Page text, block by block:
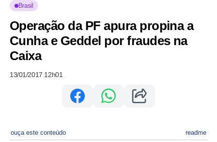
Brasil
Operação da PF apura propina a
Cunha e Geddel por fraudes na
Caixa
13/01/2017 12h01
ouça este conteúdo readme